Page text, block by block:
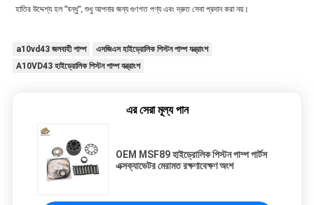
হাতির উদ্দেশ্য হল "বন্ধু", শুধু আপনার জন্য গুণগত পণ্য এবং দ্রুত সেবা প্রদান করা নয়।
a10vd43 জলবাহী পাম্প
এসজিএস হাইড্রোলিক পিস্টন পাম্প যন্ত্রাংশ
A10VD43 হাইড্রোলিক পিস্টন পাম্প যন্ত্রাংশ
এর সেরা মূল্য পান
OEM MSF89 হাইড্রোলিক পিস্টন পাম্প পার্টস
এক্সক্যাভেটর মেরামত রক্ষণাবেক্ষণ অংশ